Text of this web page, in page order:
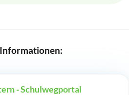
- Schulwegportal